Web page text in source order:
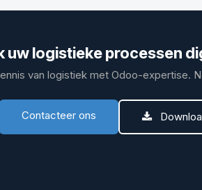
uw logistieke processen
van logistiek met Odoo-expertise.
Contacteer ons